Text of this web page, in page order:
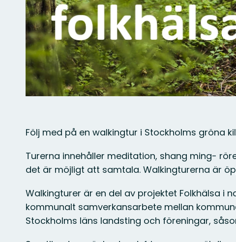
Följ med på en walkingtur i Stockholms gröna
Turerna innehåller meditation, shang ming-
det är möjligt att samtala. Walkingturerna är
Walkingturer är en del av projektet Folkhälsa i
kommunalt samverkansarbete mellan
Stockholms läns landsting och föreningar,